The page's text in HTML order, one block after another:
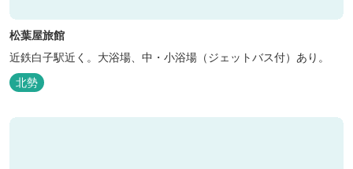
松葉屋旅館
近鉄白子駅近く。大浴場、中・小浴場（ジェットバス付）あり。
北勢